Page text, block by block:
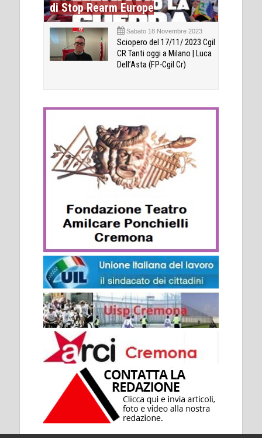
di Stop Rearm Europe
Sabato 18 Novembre 2023
Sciopero del 17/11/ 2023 Cgil
CR Tanti oggi a Milano | Luca
Dell’Asta (FP-Cgil Cr)